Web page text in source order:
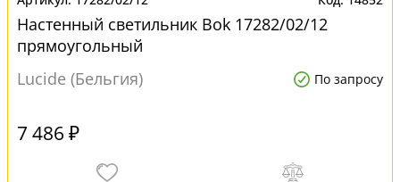
Настенный светильник Bok 17282/02/12
прямоугольный
Lucide (Бельгия)
По запросу
7 486 ₽